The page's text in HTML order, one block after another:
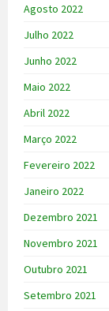
Agosto 2022
Julho 2022
Junho 2022
Maio 2022
Abril 2022
Março 2022
Fevereiro 2022
Janeiro 2022
Dezembro 2021
Novembro 2021
Outubro 2021
Setembro 2021